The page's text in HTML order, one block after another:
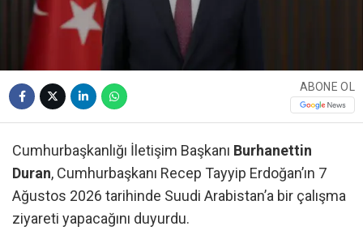
ABONE OL
Cumhurbaşkanlığı İletişim Başkanı Burhanettin
Duran, Cumhurbaşkanı Recep Tayyip Erdoğan’ın 7
Ağustos 2026 tarihinde Suudi Arabistan’a bir çalışma
ziyareti yapacağını duyurdu.